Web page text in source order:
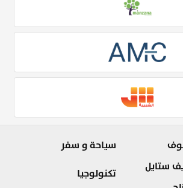
ستايل
سياحة و سفر
تكنولوجيا